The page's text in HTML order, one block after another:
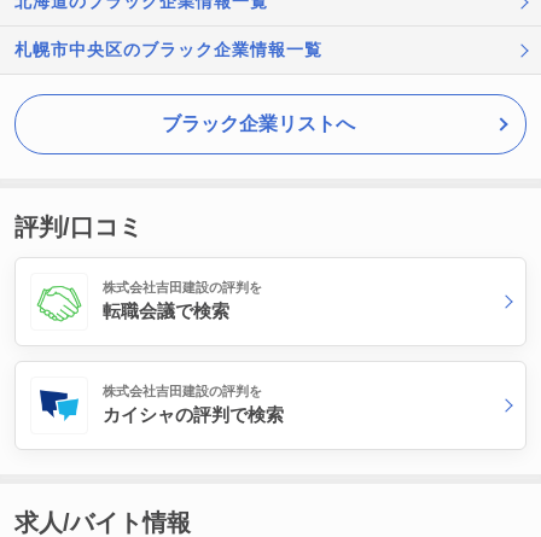
札幌市中央区のブラック企業情報一覧
ブラック企業リストへ
評判/口コミ
株式会社吉田建設の評判を
転職会議で検索
株式会社吉田建設の評判を
カイシャの評判で検索
求人/バイト情報